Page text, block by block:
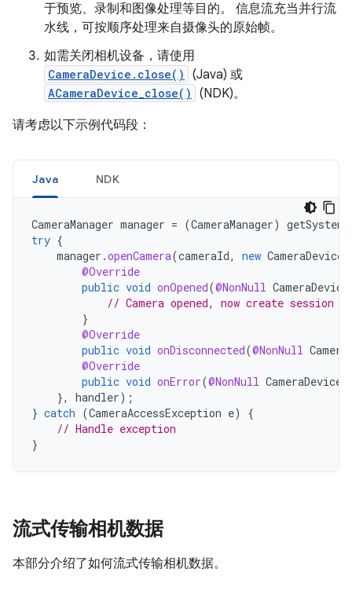
于预览、录制和图像处理等目的。 信息流充当并行流
水线，可按顺序处理来自摄像头的原始帧。
如需关闭相机设备，请使用
CameraDevice.close() (Java) 或
ACameraDevice_close()
(NDK)。
请考虑以下示例代码段：
Java NDK
CameraManager manager = (CameraManager)
try {
manager .openCamera(cameraId, new CameraDevice
@Override
public void onOpened(@NonNull CameraDevice
// Camera opened, now create session
}
@Override
public void onDisconnected(@NonNull
@Override
public void onError(@NonNull CameraDevice
},
handler);
} catch (CameraAccessException e)
{
// Handle exception
}
流式传输相机数据
本部分介绍了如何流式传输相机数据。